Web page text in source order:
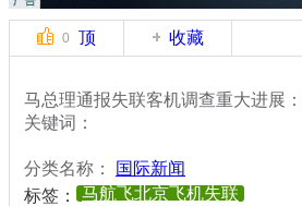
0 顶 收藏
马总理通报失联客机调查重大进
关键词：
分类名称：
国际新闻
标签：
马航飞北京飞机失联